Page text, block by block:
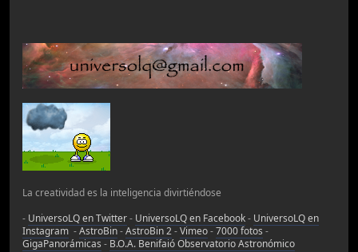
La creatividad es la inteligencia divirtiéndose
- UniversoLQ en Twitter- UniversoLQ en Facebook- UniversoLQ en
Instagram -AstroBin-AstroBin 2-Vimeo-7000 fotos -
GigaPanorámicas - B.O.A. Benifaió Observatorio Astronómico